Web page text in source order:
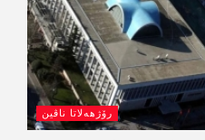
رۆژھەلاتا ناڤین